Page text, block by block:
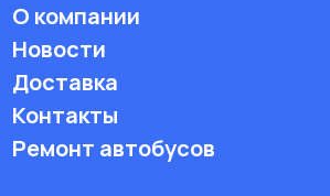
О компании
Новости
Доставка
Контакты
Ремонт автобусов